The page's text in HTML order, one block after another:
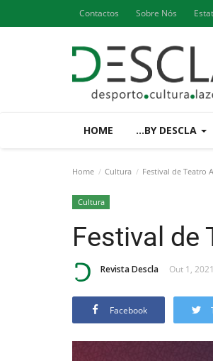
Contactos Sobre Nós
HOME ...BY DESCLA
Home Cultura Festival de Teatro
Cultura
Festival de
Revista Descla Out 1,
Facebook